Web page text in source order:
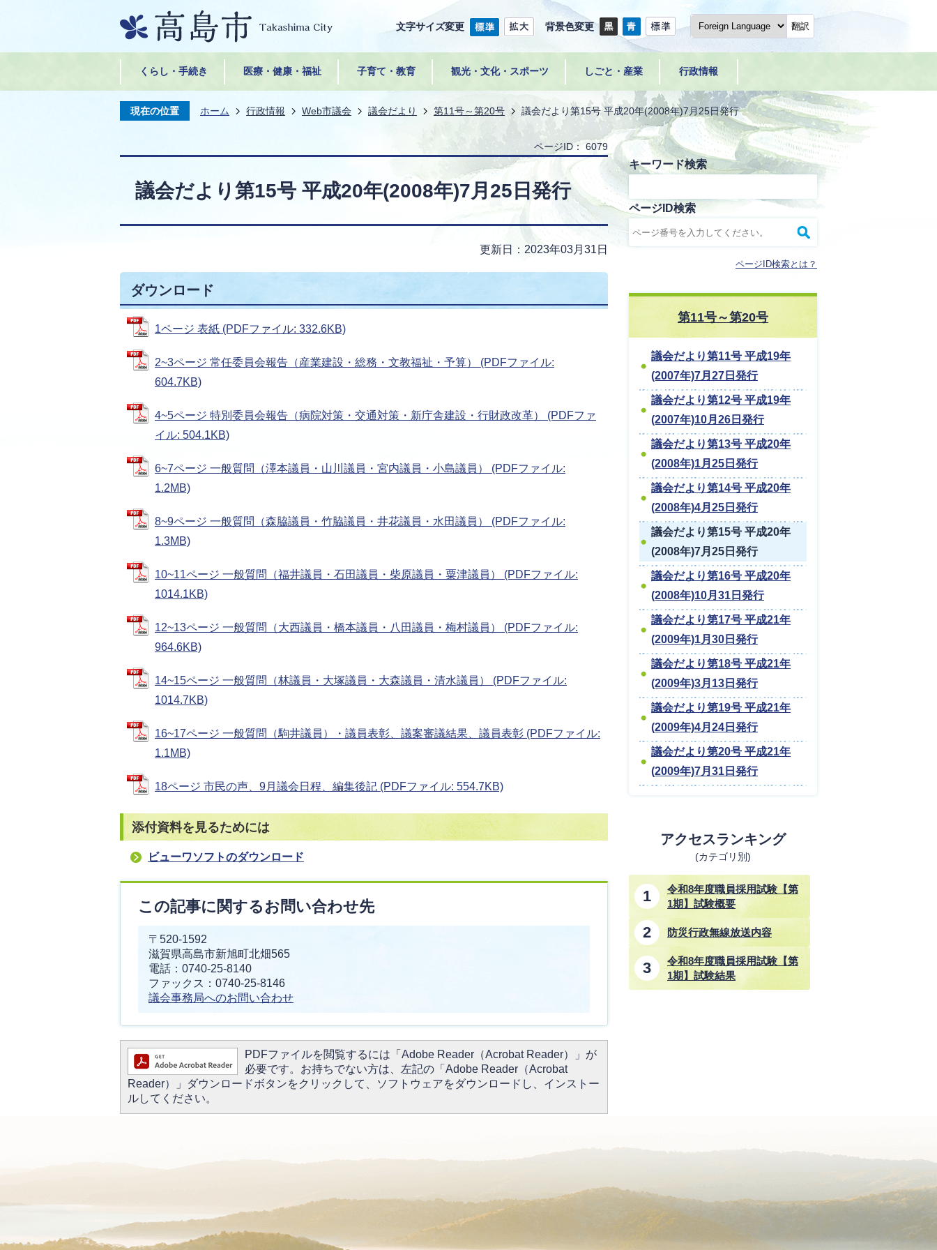
文字サイズ変更 背景色変更 翻訳
くらし・手続き 医療・健康・福祉 子育て・教育 観光・文化・スポーツ しごと・産業 行政情報
現在の位置 ホーム 行政情報 Web市議会 議会だより 第11号～第20号 議会だより第15号 平成20年(2008年)7月25日発行
ページID： 6079
議会だより第15号 平成20年(2008年)7月25日発行
更新日：2023年03月31日
ダウンロード
1ページ 表紙 (PDFファイル: 332.6KB)
2~3ページ 常任委員会報告（産業建設・総務・文教福祉・予算） (PDFファイル:
604.7KB)
4~5ページ 特別委員会報告（病院対策・交通対策・新庁舎建設・行財政改革） (PDFファ
イル: 504.1KB)
6~7ページ 一般質問（澤本議員・山川議員・宮内議員・小島議員） (PDFファイル:
1.2MB)
8~9ページ 一般質問（森脇議員・竹脇議員・井花議員・水田議員） (PDFファイル:
1.3MB)
10~11ページ 一般質問（福井議員・石田議員・柴原議員・粟津議員） (PDFファイル:
1014.1KB)
12~13ページ 一般質問（大西議員・橋本議員・八田議員・梅村議員） (PDFファイル:
964.6KB)
14~15ページ 一般質問（林議員・大塚議員・大森議員・清水議員） (PDFファイル:
1014.7KB)
16~17ページ 一般質問（駒井議員）・議員表彰、議案審議結果、議員表彰 (PDFファイル:
1.1MB)
18ページ 市民の声、9月議会日程、編集後記 (PDFファイル: 554.7KB)
添付資料を見るためには
ビューワソフトのダウンロード
この記事に関するお問い合わせ先
〒520-1592
滋賀県高島市新旭町北畑565
電話：0740-25-8140
ファックス：0740-25-8146
議会事務局へのお問い合わせ
PDFファイルを閲覧するには「Adobe Reader（Acrobat Reader）」が
必要です。お持ちでない方は、左記の「Adobe Reader（Acrobat
Reader）」ダウンロードボタンをクリックして、ソフトウェアをダウンロードし、インストー
ルしてください。
キーワード検索
ページID検索
ページID検索とは？
第11号～第20号
議会だより第11号 平成19年
(2007年)7月27日発行
議会だより第12号 平成19年
(2007年)10月26日発行
議会だより第13号 平成20年
(2008年)1月25日発行
議会だより第14号 平成20年
(2008年)4月25日発行
議会だより第15号 平成20年
(2008年)7月25日発行
議会だより第16号 平成20年
(2008年)10月31日発行
議会だより第17号 平成21年
(2009年)1月30日発行
議会だより第18号 平成21年
(2009年)3月13日発行
議会だより第19号 平成21年
(2009年)4月24日発行
議会だより第20号 平成21年
(2009年)7月31日発行
アクセスランキング
(カテゴリ別)
令和8年度職員採用試験【第
1期】試験概要
防災行政無線放送内容
令和8年度職員採用試験【第
1期】試験結果